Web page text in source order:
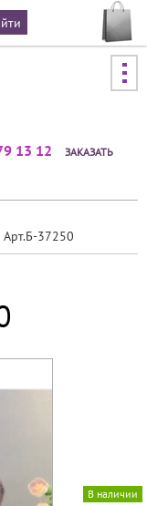
13 12
ЗАКАЗАТЬ
Арт.Б-37250
В наличии